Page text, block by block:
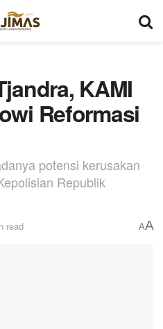
KAMI
Reformasi
potensi kerusakan
Republik
read AA